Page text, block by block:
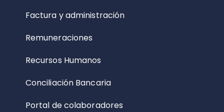
Factura y administración
Remuneraciones
Recursos Humanos
Conciliación Bancaria
Portal de colaboradores